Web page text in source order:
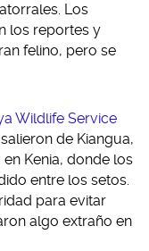
Los
los reportes y
felino, pero se
Wildlife Service
de Kiangua,
Kenia, donde los
entre los setos.
para evitar
algo extraño en